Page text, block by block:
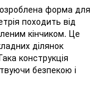
форма для
походить від
кінчиком. Це
ділянок
конструкція
безпекою і